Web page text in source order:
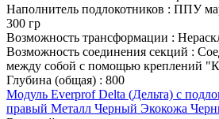
Наполнитель подлокотников : ППУ
300 гр
Возможность трансформации :
Возможность соединения секций :
между собой с помощью креплений
Глубина (общая) : 800
Модуль Everprof Delta (Дельта) с
правый Металл Черный Экокожа